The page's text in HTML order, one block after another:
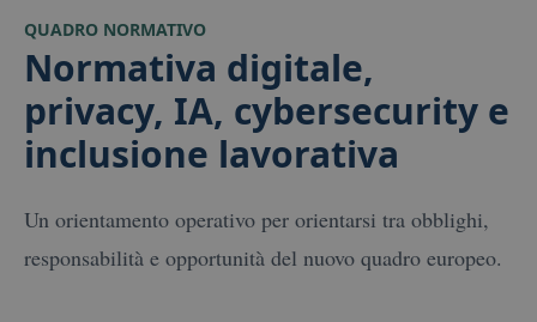
QUADRO NORMATIVO
Normativa digitale,
privacy, IA, cybersecurity e
inclusione lavorativa
Un orientamento operativo per orientarsi tra obblighi,
responsabilità e opportunità del nuovo quadro europeo.